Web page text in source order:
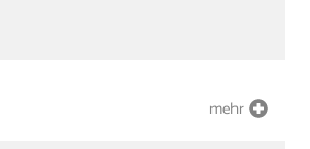
mehr